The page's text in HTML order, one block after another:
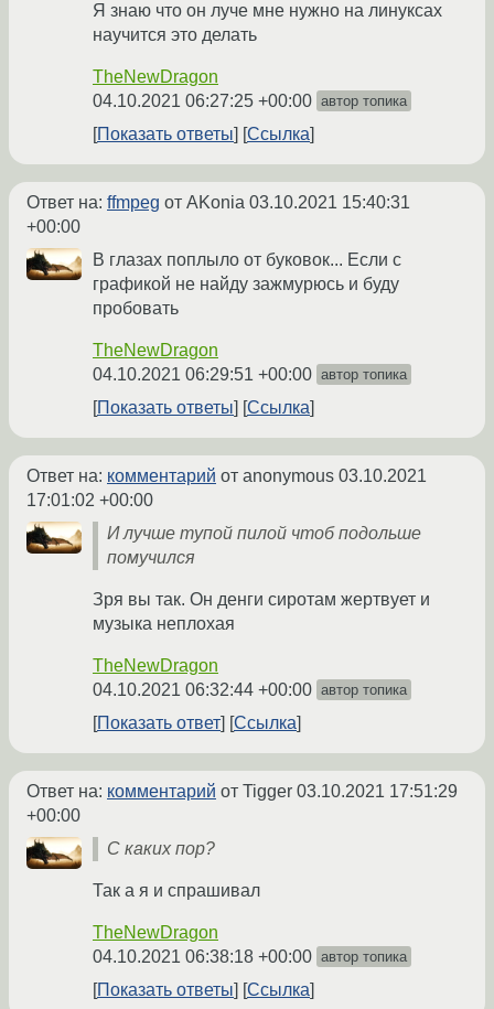
Я знаю что он луче мне нужно на линуксах
научится это делать
TheNewDragon
04.10.2021 06:27:25 +00:00 автор топика
Показать ответы Ссылка
Ответ на: ffmpeg от AKonia 03.10.2021 15:40:31
+00:00
В глазах поплыло от буковок... Если с
графикой не найду зажмурюсь и буду
пробовать
TheNewDragon
04.10.2021 06:29:51 +00:00 автор топика
Показать ответы Ссылка
Ответ на: комментарий от anonymous 03.10.2021
17:01:02 +00:00
И лучше тупой пилой чтоб подольше
помучился
Зря вы так. Он денги сиротам жертвует и
музыка неплохая
TheNewDragon
04.10.2021 06:32:44 +00:00 автор топика
Показать ответ Ссылка
Ответ на: комментарий от Tigger 03.10.2021 17:51:29
+00:00
С каких пор?
Так а я и спрашивал
TheNewDragon
04.10.2021 06:38:18 +00:00 автор топика
Показать ответы Ссылка